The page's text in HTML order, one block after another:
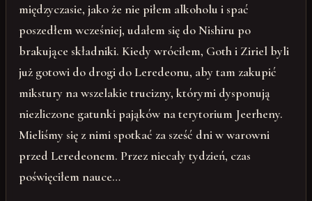
międzyczasie, jako że nie piłem alkoholu i spać
poszedłem wcześniej, udałem się do Nishiru po
brakujące składniki. Kiedy wróciłem, Goth i Ziriel byli
już gotowi do drogi do Leredeonu, aby tam zakupić
mikstury na wszelakie trucizny, którymi dysponują
niezliczone gatunki pająków na terytorium Jeerheny.
Mieliśmy się z nimi spotkać za sześć dni w warowni
przed Leredeonem. Przez niecały tydzień, czas
poświęciłem nauce…